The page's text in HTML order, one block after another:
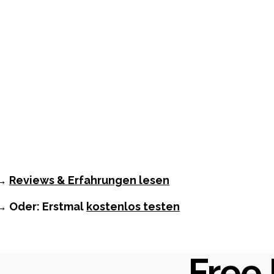
Reviews & Erfahrungen lesen
Oder: Erstmal kostenlos testen